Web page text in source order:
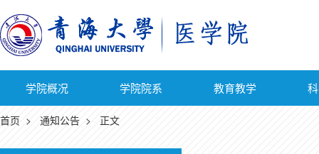
学院概况 学院院系 教育教学
首页 > 通知公告 > 正文